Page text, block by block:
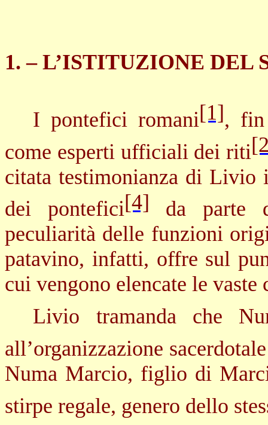
1. – L’ISTITUZIONE
I pontefici romani[1], fin
come esperti ufficiali dei riti
citata testimonianza di Livio
dei pontefici[4] da parte
peculiarità delle funzioni
patavino, infatti, offre sul
cui vengono elencate le
Livio tramanda che
all’organizzazione
Numa Marcio, figlio di
stirpe regale, genero dello